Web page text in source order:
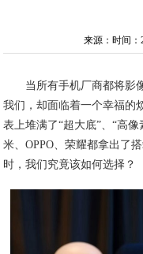
来源：时间：
当所有手机厂商都将影
我们，却面临着一个幸福的
表上堆满了“超大底”、“高
米、OPPO、荣耀都拿出了
时，我们究竟该如何选择？